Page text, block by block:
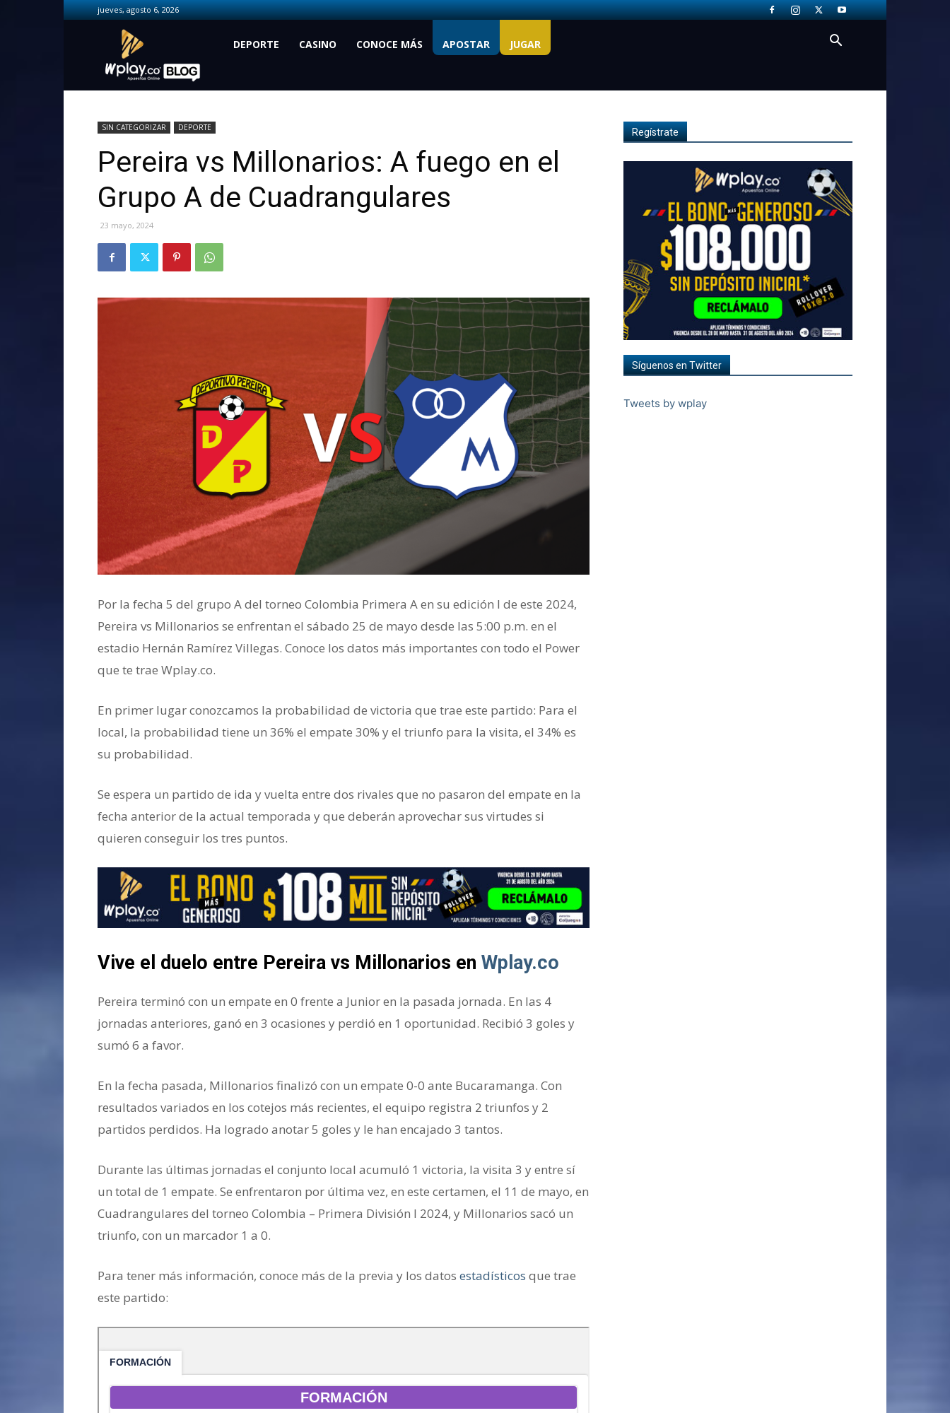
jueves, agosto 6, 2026
Wplay.co
DEPORTE CASINO CONOCE MÁS APOSTAR JUGAR
SIN CATEGORIZAR DEPORTE
Pereira vs Millonarios: A fuego en el
Grupo A de Cuadrangulares
23 mayo, 2024
Por la fecha 5 del grupo A del torneo Colombia Primera A en su edición I de este 2024,
Pereira vs Millonarios se enfrentan el sábado 25 de mayo desde las 5:00 p.m. en el
estadio Hernán Ramírez Villegas. Conoce los datos más importantes con todo el Power
que te trae Wplay.co.
En primer lugar conozcamos la probabilidad de victoria que trae este partido: Para el
local, la probabilidad tiene un 36% el empate 30% y el triunfo para la visita, el 34% es
su probabilidad.
Se espera un partido de ida y vuelta entre dos rivales que no pasaron del empate en la
fecha anterior de la actual temporada y que deberán aprovechar sus virtudes si
quieren conseguir los tres puntos.
Vive el duelo entre Pereira vs Millonarios en Wplay.co
Pereira terminó con un empate en 0 frente a Junior en la pasada jornada. En las 4
jornadas anteriores, ganó en 3 ocasiones y perdió en 1 oportunidad. Recibió 3 goles y
sumó 6 a favor.
En la fecha pasada, Millonarios finalizó con un empate 0-0 ante Bucaramanga. Con
resultados variados en los cotejos más recientes, el equipo registra 2 triunfos y 2
partidos perdidos. Ha logrado anotar 5 goles y le han encajado 3 tantos.
Durante las últimas jornadas el conjunto local acumuló 1 victoria, la visita 3 y entre sí
un total de 1 empate. Se enfrentaron por última vez, en este certamen, el 11 de mayo, en
Cuadrangulares del torneo Colombia – Primera División I 2024, y Millonarios sacó un
triunfo, con un marcador 1 a 0.
Para tener más información, conoce más de la previa y los datos estadísticos que trae
este partido:
Regístrate
Síguenos en Twitter
Tweets by wplay